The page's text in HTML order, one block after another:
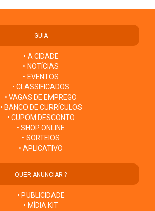
GUIA
• A CIDADE
• NOTÍCIAS
• EVENTOS
• CLASSIFICADOS
• VAGAS DE EMPREGO
• BANCO DE CURRÍCULOS
• CUPOM DESCONTO
• SHOP ONLINE
• SORTEIOS
• APLICATIVO
QUER ANUNCIAR ?
• PUBLICIDADE
• MÍDIA KIT